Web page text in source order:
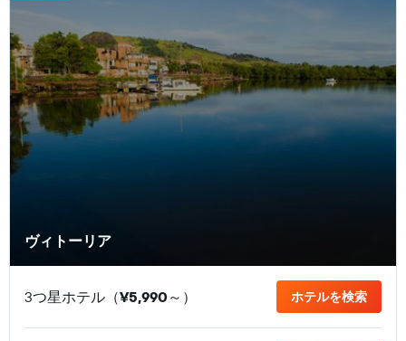
ヴィトーリア
3つ星ホテル（¥5,990​～） ホテルを検索